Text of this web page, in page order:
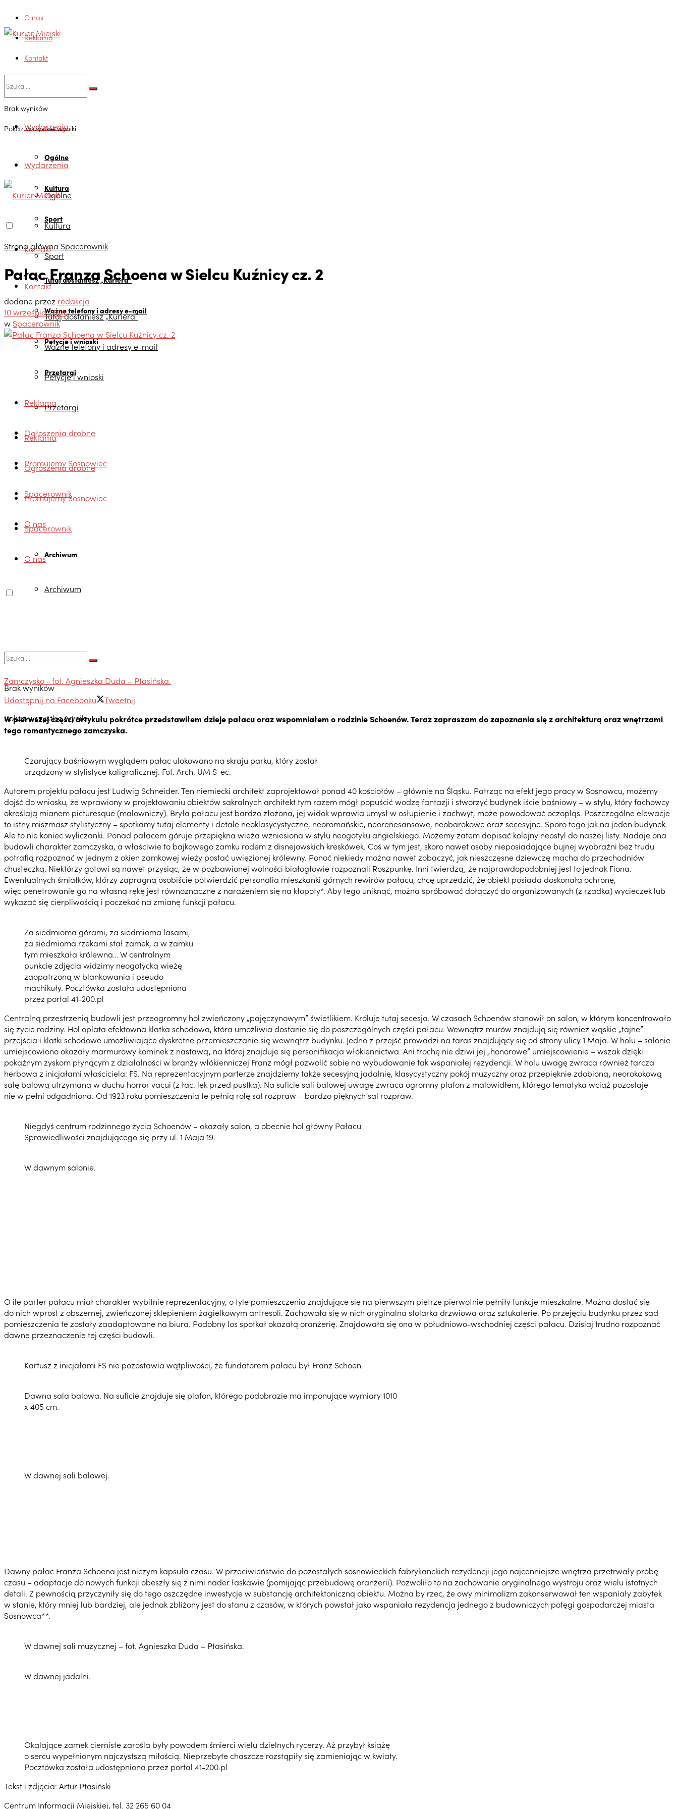
O nas
Reklama
Kontakt
Brak wyników
Pokaż wszystkie wyniki
Wydarzenia
Ogólne
Kultura
Sport
Kontakt
Tutaj dostaniesz „Kuriera”
Ważne telefony i adresy e-mail
Petycje i wnioski
Przetargi
Reklama
Ogłoszenia drobne
Promujemy Sosnowiec
Spacerownik
O nas
Archiwum
Wydarzenia
Ogólne
Kultura
Sport
Kontakt
Tutaj dostaniesz „Kuriera”
Ważne telefony i adresy e-mail
Petycje i wnioski
Przetargi
Reklama
Ogłoszenia drobne
Promujemy Sosnowiec
Spacerownik
O nas
Archiwum
Brak wyników
Pokaż wszystkie wyniki
Strona główna Spacerownik
Pałac Franza Schoena w Sielcu Kuźnicy cz. 2
dodane przez redakcja
10 września 2024
w Spacerownik
Zamczysko - fot. Agnieszka Duda – Ptasińska.
Udostępnij na Facebooku
Tweetnij
W pierwszej części artykułu pokrótce przedstawiłem dzieje pałacu oraz wspomniałem o rodzinie Schoenów. Teraz zapraszam do zapoznania się z architekturą oraz wnętrzami
tego romantycznego zamczyska.
Czarujący baśniowym wyglądem pałac ulokowano na skraju parku, który został
urządzony w stylistyce kaligraficznej. Fot. Arch. UM S-ec.
Autorem projektu pałacu jest Ludwig Schneider. Ten niemiecki architekt zaprojektował ponad 40 kościołów – głównie na Śląsku. Patrząc na efekt jego pracy w Sosnowcu, możemy
dojść do wniosku, że wprawiony w projektowaniu obiektów sakralnych architekt tym razem mógł popuścić wodzę fantazji i stworzyć budynek iście baśniowy – w stylu, który fachowcy
określają mianem picturesque (malowniczy). Bryła pałacu jest bardzo złożona, jej widok wprawia umysł w osłupienie i zachwyt, może powodować oczopląs. Poszczególne elewacje
to istny miszmasz stylistyczny – spotkamy tutaj elementy i detale neoklasycystyczne, neoromańskie, neorenesansowe, neobarokowe oraz secesyjne. Sporo tego jak na jeden budynek.
Ale to nie koniec wyliczanki. Ponad pałacem góruje przepiękna wieża wzniesiona w stylu neogotyku angielskiego. Możemy zatem dopisać kolejny neostyl do naszej listy. Nadaje ona
budowli charakter zamczyska, a właściwie to bajkowego zamku rodem z disnejowskich kreskówek. Coś w tym jest, skoro nawet osoby nieposiadające bujnej wyobraźni bez trudu
potrafią rozpoznać w jednym z okien zamkowej wieży postać uwięzionej królewny. Ponoć niekiedy można nawet zobaczyć, jak nieszczęsne dziewczę macha do przechodniów
chusteczką. Niektórzy gotowi są nawet przysiąc, że w pozbawionej wolności białogłowie rozpoznali Roszpunkę. Inni twierdzą, że najprawdopodobniej jest to jednak Fiona.
Ewentualnych śmiałków, którzy zapragną osobiście potwierdzić personalia mieszkanki górnych rewirów pałacu, chcę uprzedzić, że obiekt posiada doskonałą ochronę,
więc penetrowanie go na własną rękę jest równoznaczne z narażeniem się na kłopoty*. Aby tego uniknąć, można spróbować dołączyć do organizowanych (z rzadka) wycieczek lub
wykazać się cierpliwością i poczekać na zmianę funkcji pałacu.
Za siedmioma górami, za siedmioma lasami,
za siedmioma rzekami stał zamek, a w zamku
tym mieszkała królewna… W centralnym
punkcie zdjęcia widzimy neogotycką wieżę
zaopatrzoną w blankowania i pseudo
machikuły. Pocztówka została udostępniona
przez portal 41-200.pl
Centralną przestrzenią budowli jest przeogromny hol zwieńczony „pajęczynowym” świetlikiem. Króluje tutaj secesja. W czasach Schoenów stanowił on salon, w którym koncentrowało
się życie rodziny. Hol oplata efektowna klatka schodowa, która umożliwia dostanie się do poszczególnych części pałacu. Wewnątrz murów znajdują się również wąskie „tajne”
przejścia i klatki schodowe umożliwiające dyskretne przemieszczanie się wewnątrz budynku. Jedno z przejść prowadzi na taras znajdujący się od strony ulicy 1 Maja. W holu – salonie
umiejscowiono okazały marmurowy kominek z nastawą, na której znajduje się personifikacja włókiennictwa. Ani trochę nie dziwi jej „honorowe” umiejscowienie – wszak dzięki
pokaźnym zyskom płynącym z działalności w branży włókienniczej Franz mógł pozwolić sobie na wybudowanie tak wspaniałej rezydencji. W holu uwagę zwraca również tarcza
herbowa z inicjałami właściciela: FS. Na reprezentacyjnym parterze znajdziemy także secesyjną jadalnię, klasycystyczny pokój muzyczny oraz przepięknie zdobioną, neorokokową
salę balową utrzymaną w duchu horror vacui (z łac. lęk przed pustką). Na suficie sali balowej uwagę zwraca ogromny plafon z malowidłem, którego tematyka wciąż pozostaje
nie w pełni odgadniona. Od 1923 roku pomieszczenia te pełnią rolę sal rozpraw – bardzo pięknych sal rozpraw.
Niegdyś centrum rodzinnego życia Schoenów – okazały salon, a obecnie hol główny Pałacu
Sprawiedliwości znajdującego się przy ul. 1 Maja 19.
W dawnym salonie.
O ile parter pałacu miał charakter wybitnie reprezentacyjny, o tyle pomieszczenia znajdujące się na pierwszym piętrze pierwotnie pełniły funkcje mieszkalne. Można dostać się
do nich wprost z obszernej, zwieńczonej sklepieniem żagielkowym antresoli. Zachowała się w nich oryginalna stolarka drzwiowa oraz sztukaterie. Po przejęciu budynku przez sąd
pomieszczenia te zostały zaadaptowane na biura. Podobny los spotkał okazałą oranżerię. Znajdowała się ona w południowo-wschodniej części pałacu. Dzisiaj trudno rozpoznać
dawne przeznaczenie tej części budowli.
Kartusz z inicjałami FS nie pozostawia wątpliwości, że fundatorem pałacu był Franz Schoen.
Dawna sala balowa. Na suficie znajduje się plafon, którego podobrazie ma imponujące wymiary 1010
x 405 cm.
W dawnej sali balowej.
Dawny pałac Franza Schoena jest niczym kapsuła czasu. W przeciwieństwie do pozostałych sosnowieckich fabrykanckich rezydencji jego najcenniejsze wnętrza przetrwały próbę
czasu – adaptacje do nowych funkcji obeszły się z nimi nader łaskawie (pomijając przebudowę oranżerii). Pozwoliło to na zachowanie oryginalnego wystroju oraz wielu istotnych
detali. Z pewnością przyczyniły się do tego oszczędne inwestycje w substancję architektoniczną obiektu. Można by rzec, że owy minimalizm zakonserwował ten wspaniały zabytek
w stanie, który mniej lub bardziej, ale jednak zbliżony jest do stanu z czasów, w których powstał jako wspaniała rezydencja jednego z budowniczych potęgi gospodarczej miasta
Sosnowca**.
W dawnej sali muzycznej – fot. Agnieszka Duda – Ptasińska.
W dawnej jadalni.
Okalające zamek cierniste zarośla były powodem śmierci wielu dzielnych rycerzy. Aż przybył książę
o sercu wypełnionym najczystszą miłością. Nieprzebyte chaszcze rozstąpiły się zamieniając w kwiaty.
Pocztówka została udostępniona przez portal 41-200.pl
Tekst i zdjęcia: Artur Ptasiński
Centrum Informacji Miejskiej, tel. 32 265 60 04